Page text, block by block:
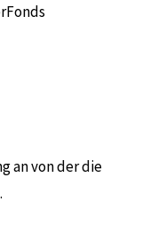
an von der die